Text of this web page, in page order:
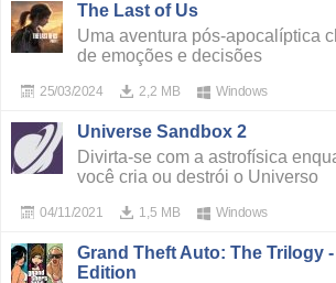
The Last of Us
Uma aventura pós-apocalíptica
de emoções e decisões
2,2 MB
25/03/2024 Windows
Universe Sandbox 2
Divirta-se com a astrofísica
você cria ou destrói o Universo
1,5 MB
04/11/2021 Windows
Grand Theft Auto: The Trilogy
Edition